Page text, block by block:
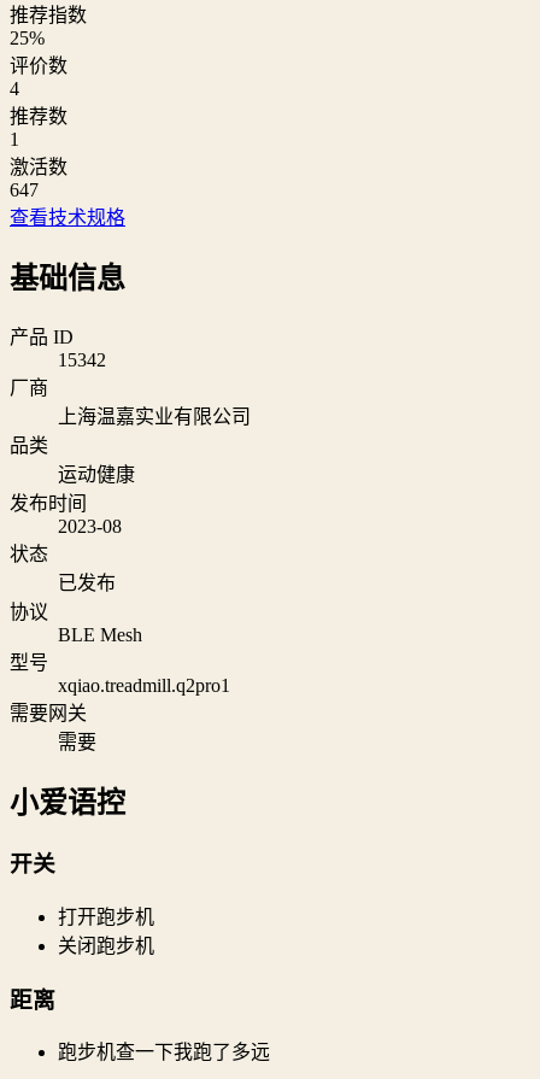
推荐指数
25%
评价数
4
推荐数
1
激活数
647
查看技术规格
基础信息
产品 ID
15342
厂商
上海温嘉实业有限公司
品类
运动健康
发布时间
2023-08
状态
已发布
协议
BLE Mesh
型号
xqiao.treadmill.q2pro1
需要网关
需要
小爱语控
开关
打开跑步机
关闭跑步机
距离
跑步机查一下我跑了多远